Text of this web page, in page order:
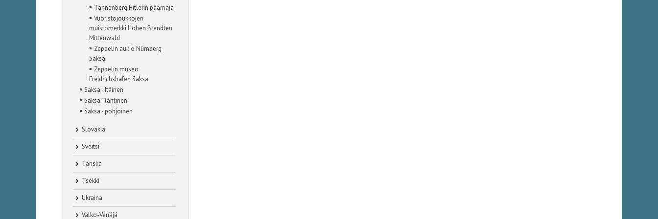
▪ Tannenberg Hitlerin päämaja
▪ Vuoristojoukkojen
muistomerkki Hohen Brendten
Mittenwald
▪ Zeppelin aukio Nürnberg
Saksa
▪ Zeppelin museo
Freidrichshafen Saksa
▪ Saksa - Itäinen
▪ Saksa - läntinen
▪ Saksa - pohjoinen
Slovakia
Sveitsi
Tanska
Tsekki
Ukraina
Valko-Venäjä